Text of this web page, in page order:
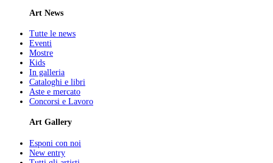
Art News
Tutte le news
Eventi
Mostre
Kids
In galleria
Cataloghi e libri
Aste e mercato
Concorsi e Lavoro
Art Gallery
Esponi con noi
New entry